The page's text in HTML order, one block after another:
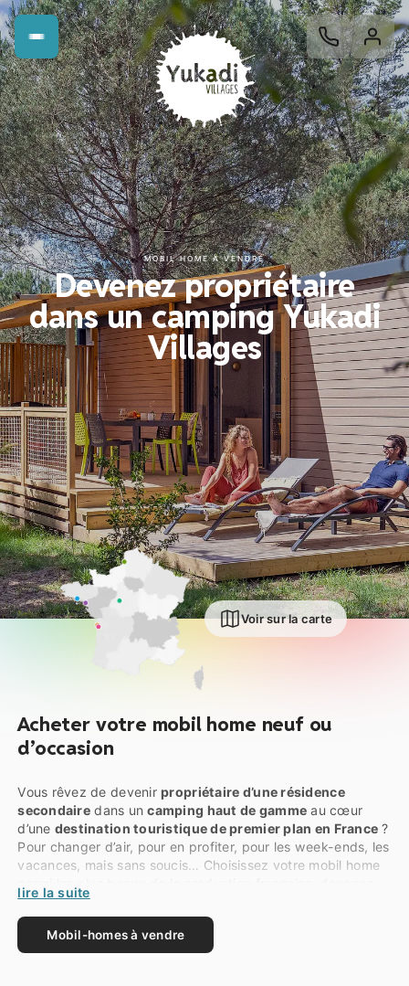
MOBIL HOME À VENDRE
Devenez propriétaire
dans un camping Yukadi
Villages
Voir sur la carte
Acheter votre mobil home neuf ou
d’occasion
Vous rêvez de devenirpropriétaire d’une résidence
secondairedans uncamping haut de gamme au cœur
d’une destination touristique de premier plan en France ?
Pour changer d’air, pour en profiter, pour les week-ends, les
vacances, mais sans soucis… Choisissez votre mobil home
propriétaire et rejoignez les privilégiés qui ont déjà
sélectionné l’un des Yukadi Villages, en Baie de Somme,
Loire-Atlantique, dans le Morbihan, le Val de Loire ou en
Charente-Maritime.
lire la suite
Mobil-homes à vendre